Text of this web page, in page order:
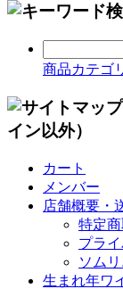
商品カテゴ
イン以外）
カート
メンバー
店舗概要・
特定
プラ
ソム
生まれ年ワ